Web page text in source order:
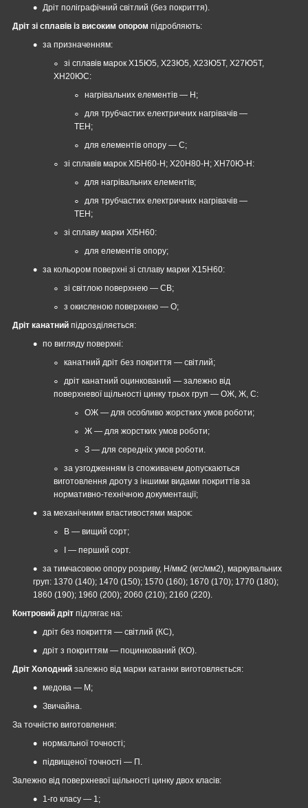
Дріт поліграфічний світлий (без покриття).
Дріт зі сплавів із високим опором підробляють:
за призначенням:
зі сплавів марок Х15Ю5, Х23Ю5, Х23Ю5Т, Х27Ю5Т,
ХН20ЮС:
нагрівальних елементів — Н;
для трубчастих електричних нагрівачів —
ТЕН;
для елементів опору — С;
зі сплавів марок XI5Н60-Н; Х20Н80-Н; ХН70Ю-Н:
для нагрівальних елементів;
для трубчастих електричних нагрівачів —
ТЕН;
зі сплаву марки XI5Н60:
для елементів опору;
за кольором поверхні зі сплаву марки Х15Н60:
зі світлою поверхнею — СВ;
з окисленою поверхнею — О;
Дріт канатний підрозділяється:
по вигляду поверхні:
канатний дріт без покриття — світлий;
дріт канатний оцинкований — залежно від
поверхневої щільності цинку трьох груп — ОЖ, Ж, С:
ОЖ — для особливо жорстких умов роботи;
Ж — для жорстких умов роботи;
З ― для середніх умов роботи.
за узгодженням із споживачем допускаються
виготовлення дроту з іншими видами покриттів за
нормативно-технічною документації;
за механічними властивостями марок:
В ― вищий сорт;
I — перший сорт.
за тимчасовою опору розриву, Н/мм2 (кгс/мм2), маркувальних
груп: 1370 (140); 1470 (150); 1570 (160); 1670 (170); 1770 (180);
1860 (190); 1960 (200); 2060 (210); 2160 (220).
Контровий дріт підлягає на:
дріт без покриття — світлий (КС),
дріт з покриттям — поцинкований (КО).
Дріт Холодний залежно від марки катанки виготовляється:
медова — М;
Звичайна.
За точністю виготовлення:
нормальної точності;
підвищеної точності — П.
Залежно від поверхневої щільності цинку двох класів:
1-го класу — 1;